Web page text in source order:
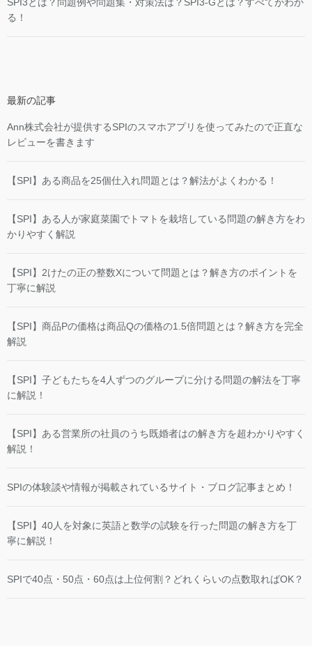
る！
最新の記事
Ann株式会社が提供するSPIのスマホアプリを使ってみたので正直な
レビューを書きます
【SPI】ある商品を25個仕入れ問題とは？解法がよくわかる！
【SPI】ある人が家庭菜園でトマトを栽培している問題の解き方をわ
かりやすく解説
【SPI】2けたの正の整数Xについて問題とは？解き方のポイントを
丁寧に解説
【SPI】商品Pの価格は商品Qの価格の1.5倍問題とは？解き方を完全
解説
【SPI】子どもたちを4人ずつのグループに分ける問題の解法を丁寧
に解説！
【SPI】ある営業所の社員のうち既婚者はの解き方を超わかりやすく
解説！
SPIの体験談や情報が掲載されているサイト・ブログ記事まとめ！
【SPI】40人を対象に英語と数学の試験を行った問題の解き方を丁
寧に解説！
SPIで40点・50点・60点は上位何割？どれくらいの点数取ればOK？